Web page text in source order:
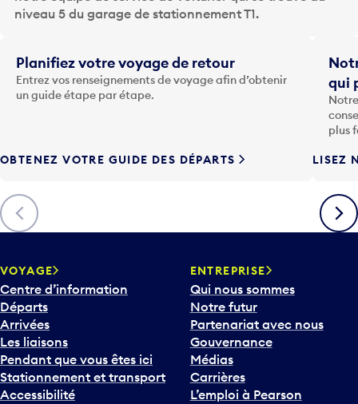
r
l
t
o
u
F
è
c
h
v
e
r
s
l
e
b
a
niveau 5 du garage de stationnement T1.
Précédent
Planifiez votre voyage de retour
Entrez vos renseignements de voyage afin d’obtenir
un guide étape par étape.
OBTENEZ VOTRE GUIDE DES DÉPARTS
qui
plus
LISEZ
VOYAGE
Centre d’information
Départs
Arrivées
Les liaisons
Pendant que vous êtes ici
Stationnement et transport
Accessibilité
ENTREPRISE
Qui nous sommes
Notre futur
Partenariat avec nous
Gouvernance
Médias
Carrières
L’emploi à Pearson